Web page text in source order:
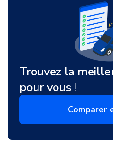
Trouvez la
pour vous !
Comparer